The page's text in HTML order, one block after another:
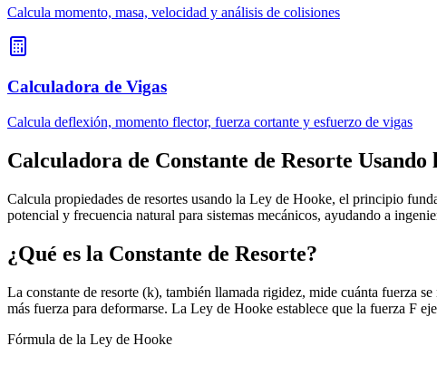
Calcula momento, masa, velocidad y análisis de colisiones
Calculadora de Vigas
Calcula deflexión, momento flector, fuerza cortante y esfuerzo de vigas
Calculadora de Constante de Resorte Usando
Calcula propiedades de resortes usando la Ley de Hooke, el principio
potencial y frecuencia natural para sistemas mecánicos, ayudando a
¿Qué es la Constante de Resorte?
La constante de resorte (k), también llamada rigidez, mide cuánta fuerza
más fuerza para deformarse. La Ley de Hooke establece que la fuerza F
Fórmula de la Ley de Hooke